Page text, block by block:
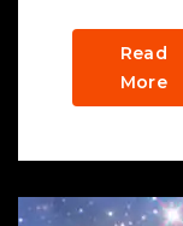
Read
More